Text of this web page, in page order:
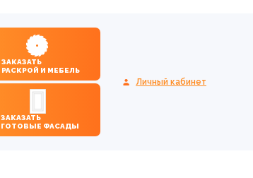
ЗАКАЗАТЬ
РАСКРОЙ И МЕБЕЛЬ
ЗАКАЗАТЬ
ГОТОВЫЕ ФАСАДЫ
Личный кабинет